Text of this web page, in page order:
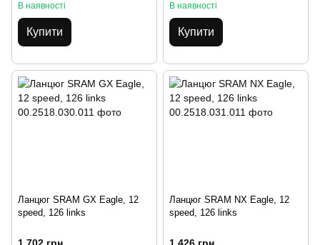
В наявності
Купити
В наявності
Купити
Ланцюг SRAM GX Eagle, 12
speed, 126 links
Ланцюг SRAM NX Eagle, 12
speed, 126 links